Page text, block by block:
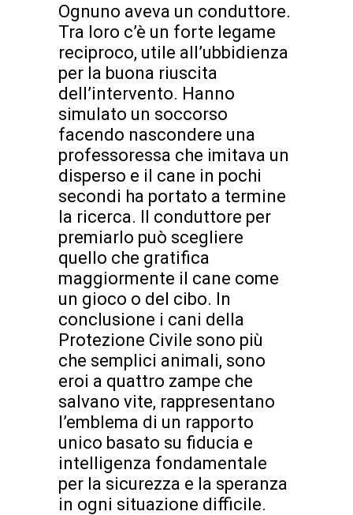
Ognuno aveva un conduttore.
Tra loro c’è un forte legame
reciproco, utile all’ubbidienza
per la buona riuscita
dell’intervento. Hanno
simulato un soccorso
facendo nascondere una
professoressa che imitava un
disperso e il cane in pochi
secondi ha portato a termine
la ricerca. Il conduttore per
premiarlo può scegliere
quello che gratifica
maggiormente il cane come
un gioco o del cibo. In
conclusione i cani della
Protezione Civile sono più
che semplici animali, sono
eroi a quattro zampe che
salvano vite, rappresentano
l’emblema di un rapporto
unico basato su fiducia e
intelligenza fondamentale
per la sicurezza e la speranza
in ogni situazione difficile.